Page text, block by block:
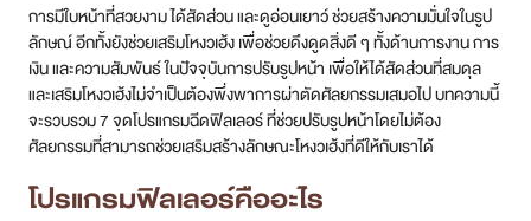
บทความ
โปรโมชั่น
รายชื่อสาขา
การมีใบหน้าที่สวยงาม ได้สัดส่วน และดูอ่อนเยาว์ ช่วยสร้างความมั่นใจในรูป
ลักษณ์ อีกทั้งยังช่วยเสริมโหงวเฮ้ง เพื่อช่วยดึงดูดสิ่งดี ๆ ทั้งด้านการงาน การ
เงิน และความสัมพันธ์ ในปัจจุบันการปรับรูปหน้า เพื่อให้ได้สัดส่วนที่สมดุล
และเสริมโหงวเฮ้งไม่จำเป็นต้องพึ่งพาการผ่าตัดศัลยกรรมเสมอไป บทความนี้
จะรวบรวม 7 จุดโปรแกรมฉีดฟิลเลอร์ ที่ช่วยปรับรูปหน้าโดยไม่ต้อง
ศัลยกรรมที่สามารถช่วยเสริมสร้างลักษณะโหงวเฮ้งที่ดีให้กับเราได้
โปรแกรมฟิลเลอร์คืออะไร